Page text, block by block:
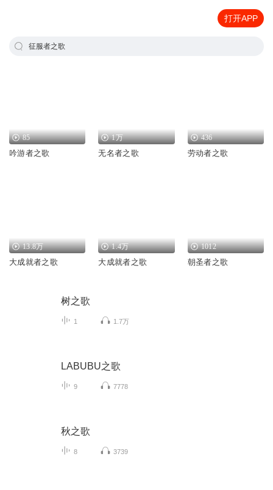
打开APP
征服者之歌
85
吟游者之歌
1万
无名者之歌
436
劳动者之歌
13.8万
大成就者之歌
1.4万
大成就者之歌
1012
朝圣者之歌
树之歌
1 1.7万
LABUBU之歌
9 7778
秋之歌
8 3739